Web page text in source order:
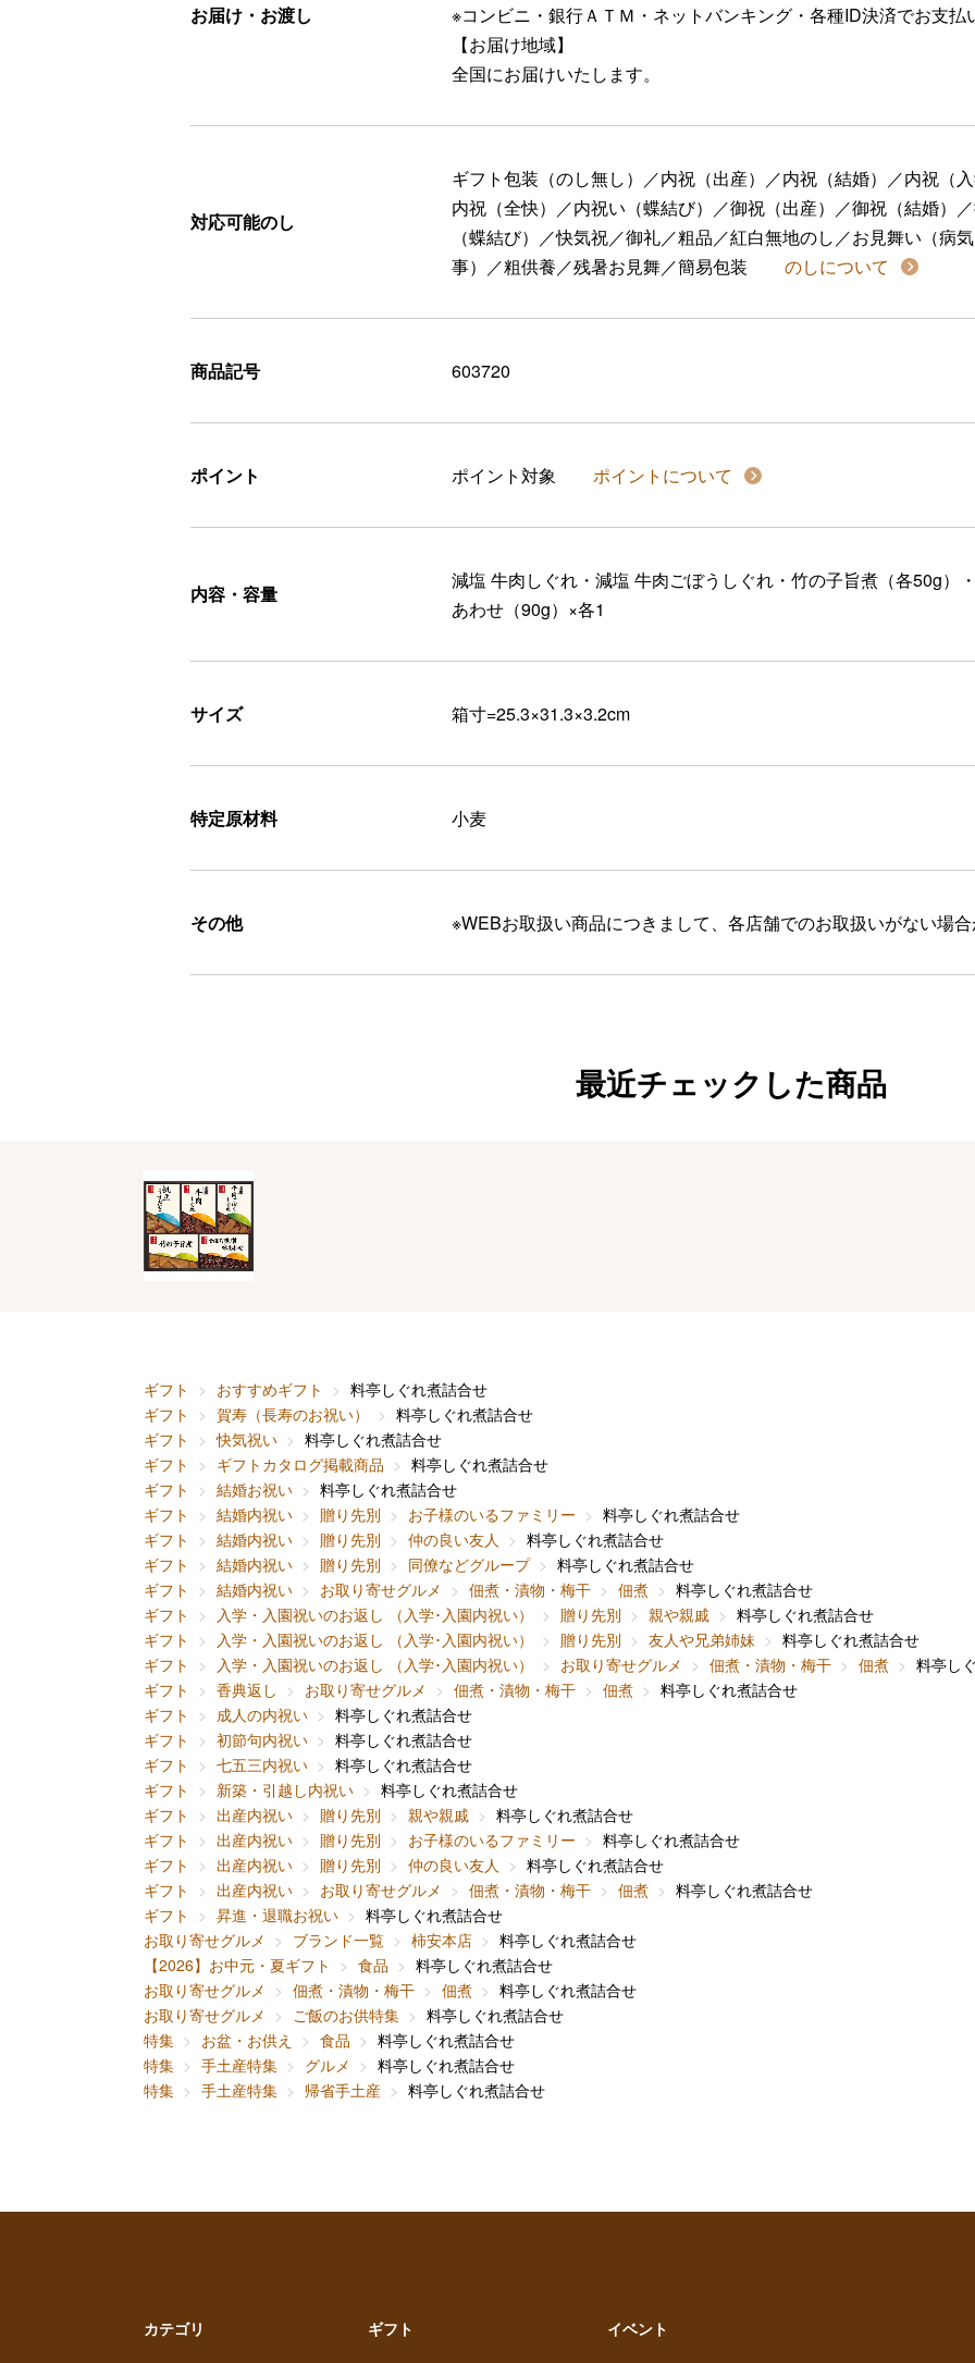
お届け・お渡し
※コンビニ・銀行ＡＴＭ・ネットバンキング・各種ID決済でお支
【お届け地域】
全国にお届けいたします。
対応可能のし
ギフト包装（のし無し）／内祝（出産）／内祝（結婚）／内祝（
内祝（全快）／内祝い（蝶結び）／御祝（出産）／御祝（結婚）
（蝶結び）／快気祝／御礼／粗品／紅白無地のし／お見舞い（病
事）／粗供養／残暑お見舞／簡易包装
のしについて
商品記号 603720
ポイント ポイント対象 ポイントについて
内容・容量
減塩 牛肉しぐれ・減塩 牛肉ごぼうしぐれ・竹の子旨煮（各50g）
あわせ（90g）×各1
サイズ 箱寸=25.3×31.3×3.2cm
特定原材料 小麦
その他 ※WEBお取扱い商品につきまして、各店舗でのお取扱いがない場合
最近チェックした商品
ギフト おすすめギフト
料亭しぐれ煮詰合せ
ギフト
賀寿（長寿のお祝い）
料亭しぐれ煮詰合せ
ギフト
快気祝い
料亭しぐれ煮詰合せ
ギフト
ギフトカタログ掲載商品
料亭しぐれ煮詰合せ
ギフト
結婚お祝い
料亭しぐれ煮詰合せ
ギフト
結婚内祝い 贈り先別 お子様のいるファミリー
料亭しぐれ煮詰合せ
ギフト
結婚内祝い 贈り先別 仲の良い友人
料亭しぐれ煮詰合せ
ギフト
結婚内祝い 贈り先別 同僚などグループ
料亭しぐれ煮詰合せ
ギフト
結婚内祝い お取り寄せグルメ 佃煮・漬物・梅干 佃煮
料亭しぐれ煮詰合せ
ギフト
入学・入園祝いのお返し （入学･入園内祝い） 贈り先別 親や親戚
料亭しぐれ煮詰合せ
ギフト
入学・入園祝いのお返し （入学･入園内祝い） 贈り先別 友人や兄弟姉妹
料亭しぐれ煮詰合せ
ギフト
入学・入園祝いのお返し （入学･入園内祝い） お取り寄せグルメ 佃煮・漬物・梅干 佃煮
料亭し
ギフト
香典返し お取り寄せグルメ 佃煮・漬物・梅干 佃煮
料亭しぐれ煮詰合せ
ギフト
成人の内祝い
料亭しぐれ煮詰合せ
ギフト
初節句内祝い
料亭しぐれ煮詰合せ
ギフト
七五三内祝い
料亭しぐれ煮詰合せ
ギフト
新築・引越し内祝い
料亭しぐれ煮詰合せ
ギフト
出産内祝い 贈り先別 親や親戚
料亭しぐれ煮詰合せ
ギフト
出産内祝い 贈り先別 お子様のいるファミリー
料亭しぐれ煮詰合せ
ギフト
出産内祝い 贈り先別 仲の良い友人
料亭しぐれ煮詰合せ
ギフト
出産内祝い お取り寄せグルメ 佃煮・漬物・梅干 佃煮
料亭しぐれ煮詰合せ
ギフト
昇進・退職お祝い
料亭しぐれ煮詰合せ
お取り寄せグルメ
ブランド一覧 柿安本店
料亭しぐれ煮詰合せ
【2026】お中元・夏ギフト
食品
料亭しぐれ煮詰合せ
お取り寄せグルメ
佃煮・漬物・梅干 佃煮
料亭しぐれ煮詰合せ
お取り寄せグルメ
ご飯のお供特集
料亭しぐれ煮詰合せ
特集
お盆・お供え 食品
料亭しぐれ煮詰合せ
特集
手土産特集 グルメ
料亭しぐれ煮詰合せ
特集
手土産特集 帰省手土産 料亭しぐれ煮詰合せ
カテゴリ ギフト イベント